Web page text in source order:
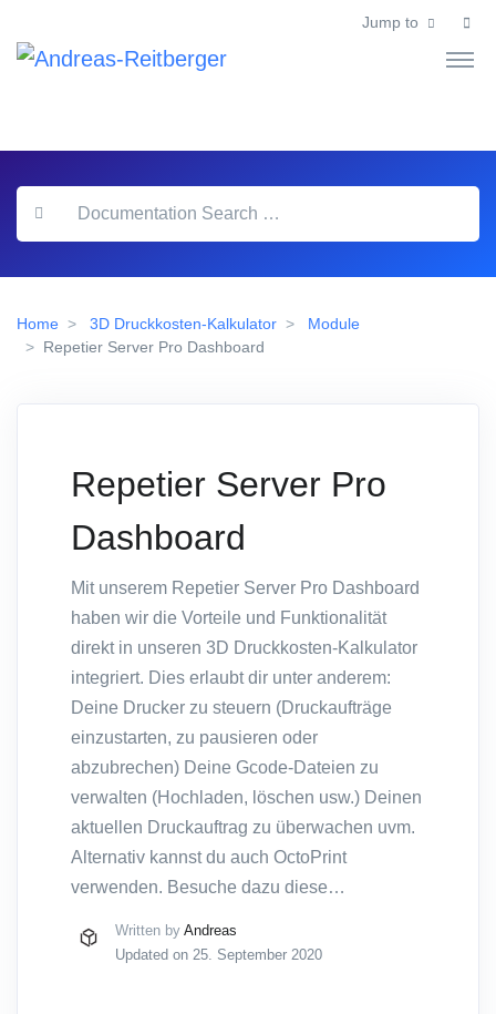
Jump to
Home 3D Druckkosten-Kalkulator
Module
Repetier Server Pro Dashboard
Repetier Server Pro
Dashboard
Mit unserem Repetier Server Pro Dashboard
haben wir die Vorteile und Funktionalität
direkt in unseren 3D Druckkosten-Kalkulator
integriert. Dies erlaubt dir unter anderem:
Deine Drucker zu steuern (Druckaufträge
einzustarten, zu pausieren oder
abzubrechen) Deine Gcode-Dateien zu
verwalten (Hochladen, löschen usw.) Deinen
aktuellen Druckauftrag zu überwachen uvm.
Alternativ kannst du auch OctoPrint
verwenden. Besuche dazu diese…
Written by Andreas
Updated on 25. September 2020